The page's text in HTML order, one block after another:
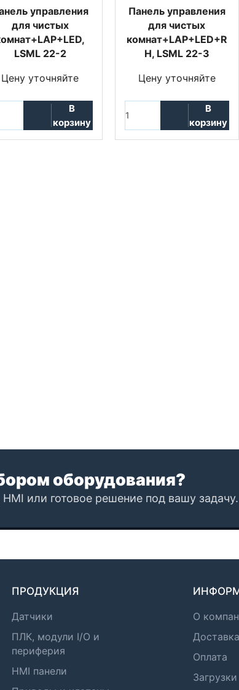
управления
для чистых
LSML 22-2
Цену уточняйте
В
корзину
Панель управления
для чистых
комнат+LAP+LED+R
H, LSML 22-3
Цену уточняйте
В
корзину
оборудования?
или готовое решение под вашу задачу.
ПРОДУКЦИЯ
Датчики
ПЛК, модули I/O и
периферия
HMI панели
О
Доставка
Оплата
Загрузки